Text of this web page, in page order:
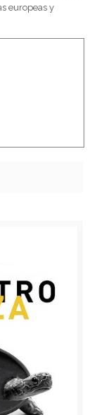
europeas y